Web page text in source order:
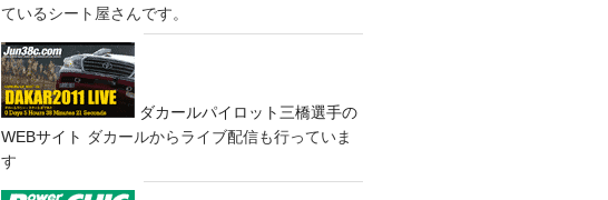
ているシート屋さんです。
ダカールパイロット三橋選手の
WEBサイト ダカールからライブ配信も行っていま
す